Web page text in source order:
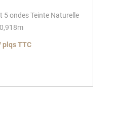
5 ondes Teinte Naturelle
plqs TTC